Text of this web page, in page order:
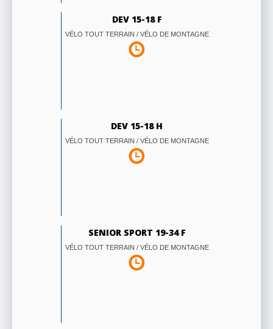
DEV 15-18 F
VÉLO TOUT TERRAIN / VÉLO DE MONTAGNE
DEV 15-18 H
VÉLO TOUT TERRAIN / VÉLO DE MONTAGNE
SENIOR SPORT 19-34 F
VÉLO TOUT TERRAIN / VÉLO DE MONTAGNE